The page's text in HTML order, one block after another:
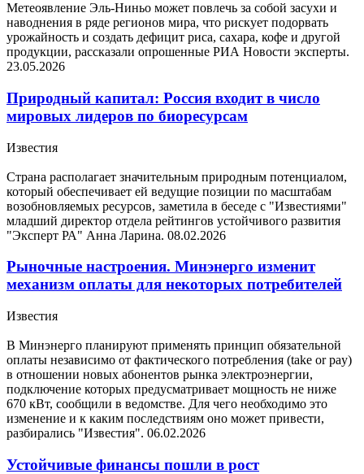
Метеоявление Эль-Ниньо может повлечь за собой засухи и
наводнения в ряде регионов мира, что рискует подорвать
урожайность и создать дефицит риса, сахара, кофе и другой
продукции, рассказали опрошенные РИА Новости эксперты.
23.05.2026
Природный капитал: Россия входит в число
мировых лидеров по биоресурсам
Известия
Страна располагает значительным природным потенциалом,
который обеспечивает ей ведущие позиции по масштабам
возобновляемых ресурсов, заметила в беседе с "Известиями"
младший директор отдела рейтингов устойчивого развития
"Эксперт РА" Анна Ларина. 08.02.2026
Рыночные настроения. Минэнерго изменит
механизм оплаты для некоторых потребителей
Известия
В Минэнерго планируют применять принцип обязательной
оплаты независимо от фактического потребления (take or pay)
в отношении новых абонентов рынка электроэнергии,
подключение которых предусматривает мощность не ниже
670 кВт, сообщили в ведомстве. Для чего необходимо это
изменение и к каким последствиям оно может привести,
разбирались "Известия". 06.02.2026
Устойчивые финансы пошли в рост